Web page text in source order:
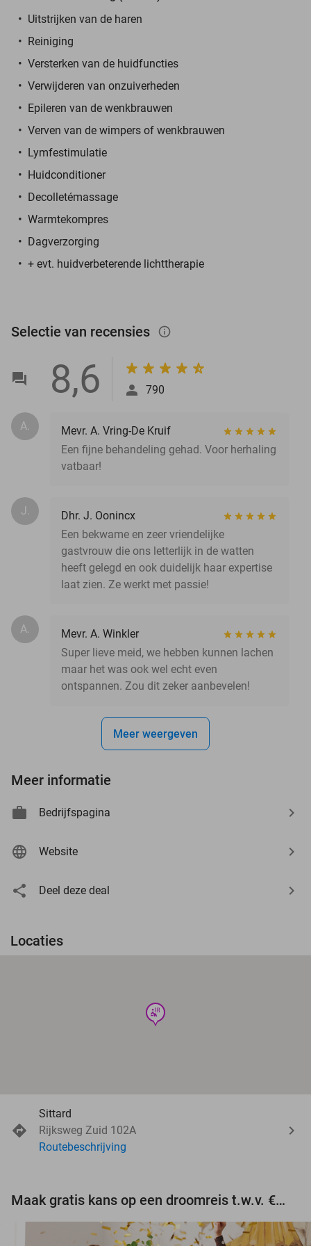
Uitstrijken van de haren
Reiniging
Versterken van de huidfuncties
Verwijderen van onzuiverheden
Epileren van de wenkbrauwen
Verven van de wimpers of wenkbrauwen
Lymfestimulatie
Huidconditioner
Decolletémassage
Warmtekompres
Dagverzorging
+ evt. huidverbeterende lichttherapie
Selectie van recensies info_outlined
8,6 790
A.
Mevr. A. Vring-De Kruif
Een fijne behandeling gehad. Voor herhaling
vatbaar!
J.
Dhr. J. Oonincx
Een bekwame en zeer vriendelijke
gastvrouw die ons letterlijk in de watten
heeft gelegd en ook duidelijk haar expertise
laat zien. Ze werkt met passie!
A.
Mevr. A. Winkler
Super lieve meid, we hebben kunnen lachen
maar het was ook wel echt even
ontspannen. Zou dit zeker aanbevelen!
Meer weergeven
Meer informatie
Bedrijfspagina
Website
Deel deze deal
Locaties
wellness
Sittard
Rijksweg Zuid 102A
Routebeschrijving
Maak gratis kans op een droomreis t.w.v. €3.000!